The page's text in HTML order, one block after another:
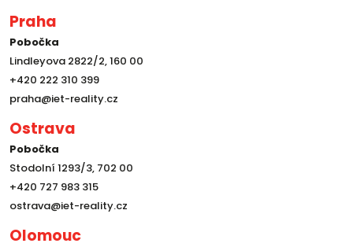
Praha
Pobočka
Lindleyova 2822/2, 160 00
+420 222 310 399
praha@iet-reality.cz
Ostrava
Pobočka
Stodolní 1293/3, 702 00
+420 727 983 315
ostrava@iet-reality.cz
Olomouc